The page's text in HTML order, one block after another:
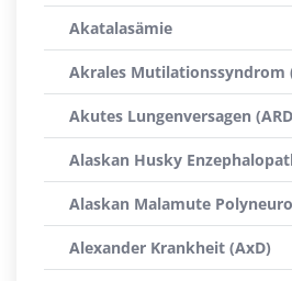
Akatalasämie
Akrales Mutilationssyndrom
Akutes Lungenversagen
Alaskan Husky
Alaskan Malamute
Alexander Krankheit (AxD)